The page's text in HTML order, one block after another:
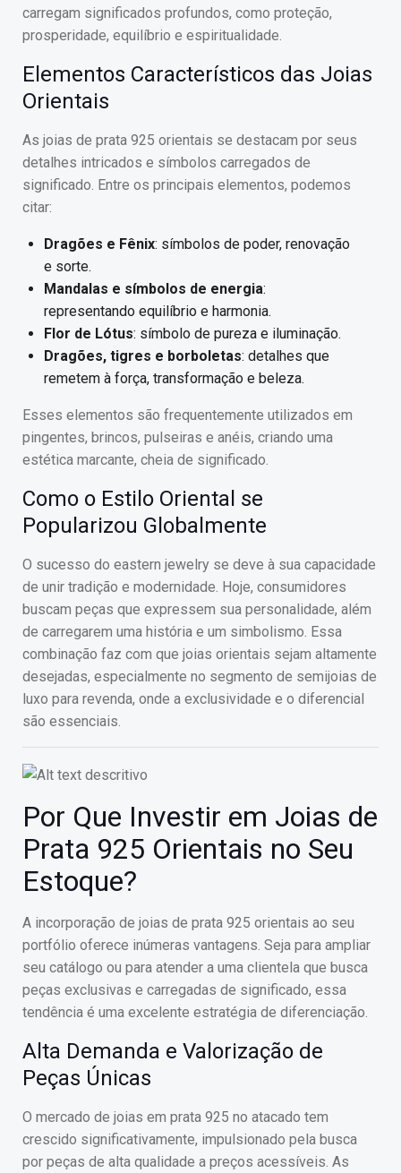
carregam significados profundos, como proteção,
prosperidade, equilíbrio e espiritualidade.
Elementos Característicos das Joias
Orientais
As joias de prata 925 orientais se destacam por seus
detalhes intricados e símbolos carregados de
significado. Entre os principais elementos, podemos
citar:
Dragões e Fênix: símbolos de poder, renovação
e sorte.
Mandalas e símbolos de energia:
representando equilíbrio e harmonia.
Flor de Lótus: símbolo de pureza e iluminação.
Dragões, tigres e borboletas: detalhes que
remetem à força, transformação e beleza.
Esses elementos são frequentemente utilizados em
pingentes, brincos, pulseiras e anéis, criando uma
estética marcante, cheia de significado.
Como o Estilo Oriental se
Popularizou Globalmente
O sucesso do eastern jewelry se deve à sua capacidade
de unir tradição e modernidade. Hoje, consumidores
buscam peças que expressem sua personalidade, além
de carregarem uma história e um simbolismo. Essa
combinação faz com que joias orientais sejam altamente
desejadas, especialmente no segmento de semijoias de
luxo para revenda, onde a exclusividade e o diferencial
são essenciais.
Por Que Investir em Joias de
Prata 925 Orientais no Seu
Estoque?
A incorporação de joias de prata 925 orientais ao seu
portfólio oferece inúmeras vantagens. Seja para ampliar
seu catálogo ou para atender a uma clientela que busca
peças exclusivas e carregadas de significado, essa
tendência é uma excelente estratégia de diferenciação.
Alta Demanda e Valorização de
Peças Únicas
O mercado de joias em prata 925 no atacado tem
crescido significativamente, impulsionado pela busca
por peças de alta qualidade a preços acessíveis. As